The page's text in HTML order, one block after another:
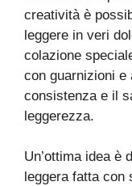
creatività è
leggere in veri
colazione
con guarnizioni e
consistenza e il
leggerezza.
Un’ottima idea è
leggera fatta con